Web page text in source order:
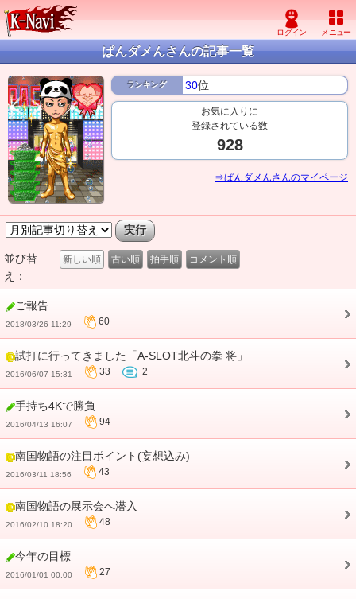
ぱんダメんさんの記事一覧
ランキング 30位
お気に入りに
登録されている数
928
⇒ぱんダメんさんのマイページ
並び替
え：
新しい順 古い順 拍手順 コメント順
ご報告
2018/03/26 11:29 60
試打に行ってきました「A-SLOT北斗の拳 将」
2016/06/07 15:31 33 2
手持ち4Kで勝負
2016/04/13 16:07 94
南国物語の注目ポイント(妄想込み)
2016/03/11 18:56 43
南国物語の展示会へ潜入
2016/02/10 18:20 48
今年の目標
2016/01/01 00:00 27